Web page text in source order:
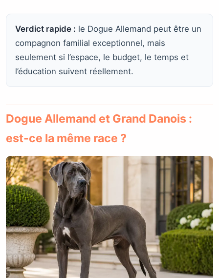
Verdict rapide : le Dogue Allemand peut être un
compagnon familial exceptionnel, mais
seulement si l’espace, le budget, le temps et
l’éducation suivent réellement.
Dogue Allemand et Grand Danois :
est-ce la même race ?